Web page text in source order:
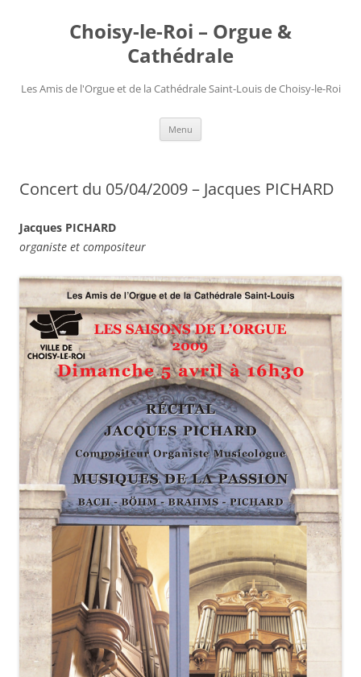
Choisy-le-Roi – Orgue &
Cathédrale
Les Amis de l'Orgue et de la Cathédrale Saint-Louis de Choisy-le-Roi
Menu
Concert du 05/04/2009 – Jacques PICHARD
Jacques PICHARD
organiste et compositeur